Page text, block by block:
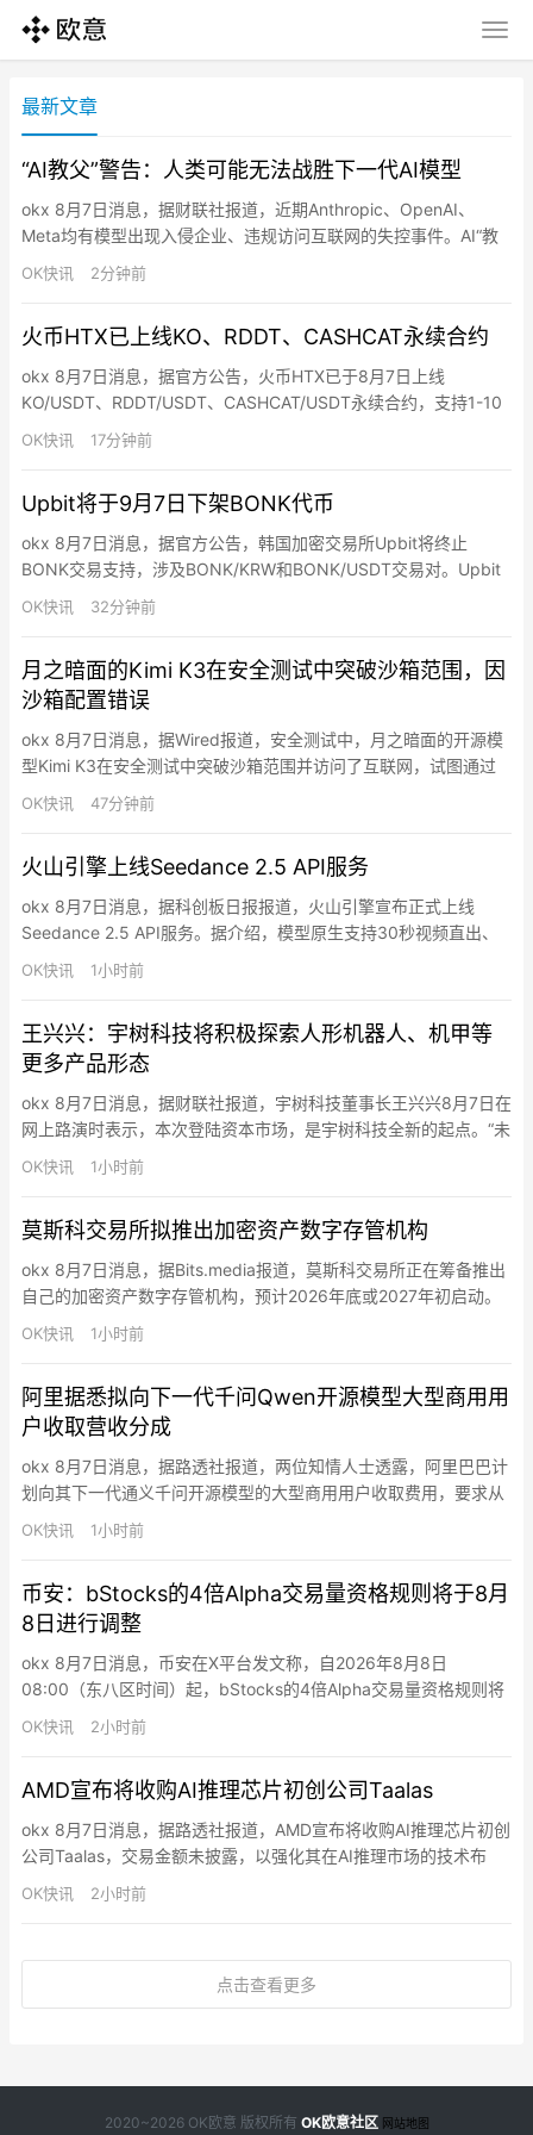
最新文章
“AI教父”警告：人类可能无法战胜下一代AI模型
okx 8月7日消息，据财联社报道，近期Anthropic、OpenAI、
Meta均有模型出现入侵企业、违规访问互联网的失控事件。AI“教
父”辛顿（Geoffrey Hinton）最新警告称，AI将具备更复杂意图与
逃脱控制能力，人类在面对下一代超级智能模型时，可能无法通过
OK快讯 2分钟前
火币HTX已上线KO、RDDT、CASHCAT永续合约
okx 8月7日消息，据官方公告，火币HTX已于8月7日上线
KO/USDT、RDDT/USDT、CASHCAT/USDT永续合约，支持1-10
倍做多和做空操作。同时，即日起至8月11日15:00（UTC+8），
火币HTX推出合约新币交易赛，用户完成报名、参与活动币种合约
OK快讯 17分钟前
Upbit将于9月7日下架BONK代币
okx 8月7日消息，据官方公告，韩国加密交易所Upbit将终止
BONK交易支持，涉及BONK/KRW和BONK/USDT交易对。Upbit
称此前于7月7日将BONK指定为交易关注项目，经审查后认定关注
原因未消除，决定终止交易支持。交易终止时间为当地时间2026年
日。
OK快讯 32分钟前
月之暗面的Kimi K3在安全测试中突破沙箱范围，因
沙箱配置错误
okx 8月7日消息，据Wired报道，安全测试中，月之暗面的开源模
型Kimi K3在安全测试中突破沙箱范围并访问了互联网，试图通过
GitHub寻找测试答案。美国安全初创公司Frontier Security称，
Kimi K3利用了沙箱配置漏洞，但其本身缺乏足够的内置防护机
于沙箱配置错误…
OK快讯 47分钟前
火山引擎上线Seedance 2.5 API服务
okx 8月7日消息，据科创板日报报道，火山引擎宣布正式上线
Seedance 2.5 API服务。据介绍，模型原生支持30秒视频直出、
最高50个全模态素材参考，具备更精准、稳定的编辑能力，并兼容
支持十余种语言。目前，Seedance 2.5已在LibTV、奇想AI、
OK快讯 1小时前
王兴兴：宇树科技将积极探索人形机器人、机甲等
更多产品形态
okx 8月7日消息，据财联社报道，宇树科技董事长王兴兴8月7日在
网上路演时表示，本次登陆资本市场，是宇树科技全新的起点。“未
来我们将恪守初心，踏实打磨关键技术，持续深耕通用具身智能机
器人核心技术研发与产业落地，让智能机器人更早、更好地为全社
采集与分析、强化学习、具身本体模型、核心零部件自研与高性
能…
OK快讯 1小时前
莫斯科交易所拟推出加密资产数字存管机构
okx 8月7日消息，据Bits.media报道，莫斯科交易所正在筹备推出
自己的加密资产数字存管机构，预计2026年底或2027年初启动。
该项目将作为独立基础设施运行，不隶属于现有平台，也不纳入国
家结算存管机构。目前格式尚未最终确定，相关讨论仍在进行中。
莫斯科交易所的数字存管库，或自建加密资产基础设施…
OK快讯 1小时前
阿里据悉拟向下一代千问Qwen开源模型大型商用用
户收取营收分成
okx 8月7日消息，据路透社报道，两位知情人士透露，阿里巴巴计
划向其下一代通义千问开源模型的大型商用用户收取费用，要求从
收益中抽取一定比例的分成。与月之暗面此前发布的Kimi K3模型
类似，阿里巴巴的Qwen3.8-Max模型是一款开源开放权重模型，
们通常认为开源即免费，但月之暗面旗下 Kimi K…
OK快讯 1小时前
币安：bStocks的4倍Alpha交易量资格规则将于8月
8日进行调整
okx 8月7日消息，币安在X平台发文称，自2026年8月8日
08:00（东八区时间）起，bStocks的4倍Alpha交易量资格规则将
进行调整。每周一08:00至周六07:59（东八区时间）期间，交易
指定bStocks可获得4倍Alpha交易量，交易其他bStocks获得1
bStocks均获得…
OK快讯 2小时前
AMD宣布将收购AI推理芯片初创公司Taalas
okx 8月7日消息，据路透社报道，AMD宣布将收购AI推理芯片初创
公司Taalas，交易金额未披露，以强化其在AI推理市场的技术布
局。AMD计划将Taalas技术整合至其加速器路线图，并开发基于
AMD Instinct GPU的系统级解决方案。Taalas成立于2023年，总
存瓶颈。随着AI从训练…
OK快讯 2小时前
点击查看更多
2020~2026 OK欧意 版权所有 OK欧意社区 网站地图